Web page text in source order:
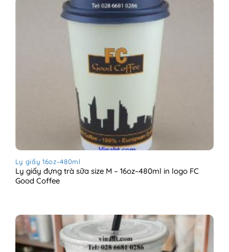
Ly giấy 16oz~480ml
Ly giấy đựng trà sữa size M – 16oz~480ml in logo FC
Good Coffee